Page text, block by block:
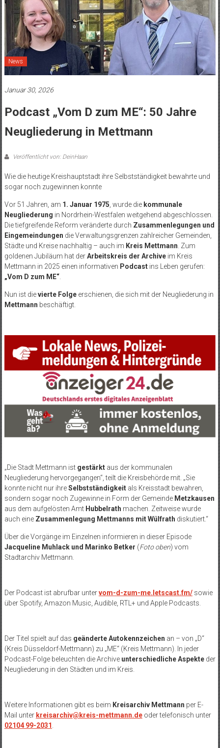
News
Januar 30, 2026
Podcast „Vom D zum ME“: 50 Jahre
Neugliederung in Mettmann
Veröffentlicht von: DeinHaan
Wie die heutige Kreishauptstadt ihre Selbstständigkeit bewahrte und
sogar noch zugewinnen konnte
Vor 51 Jahren, am 1. Januar 1975 , wurde die kommunale
Neugliederung in Nordrhein-Westfalen weitgehend abgeschlossen.
Die tiefgreifende Reform veränderte durch Zusammenlegungen und
Eingemeindungen die Verwaltungsgrenzen zahlreicher Gemeinden,
Städte und Kreise nachhaltig – auch im Kreis Mettmann . Zum
goldenen Jubiläum hat derArbeitskreis der Archiveim Kreis
Mettmann in 2025 einen informativen Podcastins Leben gerufen:
„Vom D zum ME“.
Nun ist dievierte Folgeerschienen, die sich mit der Neugliederung in
Mettmann beschäftigt.
„Die Stadt Mettmann ist gestärktaus der kommunalen
Neugliederung hervorgegangen“, teilt die Kreisbehörde mit. „Sie
konnte nicht nur ihreSelbstständigkeitals Kreisstadt bewahren,
sondern sogar noch Zugewinne in Form der Gemeinde Metzkausen
aus dem aufgelösten Amt Hubbelrath machen. Zeitweise wurde
auch eine Zusammenlegung Mettmanns mit Wülfrath diskutiert.“
Über die Vorgänge im Einzelnen informieren in dieser Episode
Jacqueline Muhlack und Marinko Betker (Foto oben) vom
Stadtarchiv Mettmann.
Der Podcast ist abrufbar untervom-d-zum-me.letscast.fm/sowie
über Spotify, Amazon Music, Audible, RTL+ und Apple Podcasts.
Der Titel spielt auf das geänderte Autokennzeichen an – von „D“
(Kreis Düsseldorf-Mettmann) zu „ME“ (Kreis Mettmann). In jeder
Podcast-Folge beleuchten die Archive unterschiedliche Aspekteder
Neugliederung in den Städten und im Kreis.
Weitere Informationen gibt es beim Kreisarchiv Mettmann per E-
Mail unter kreisarchiv@kreis-mettmann.deoder telefonisch unter
02104 99-2031